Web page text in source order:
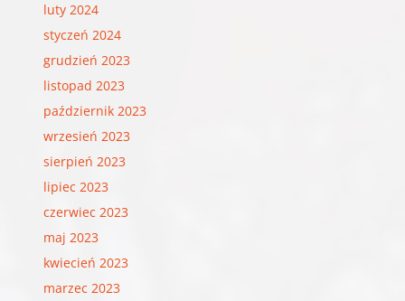
luty 2024
styczeń 2024
grudzień 2023
listopad 2023
październik 2023
wrzesień 2023
sierpień 2023
lipiec 2023
czerwiec 2023
maj 2023
kwiecień 2023
marzec 2023